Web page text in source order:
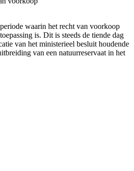
waarin het recht van voorkoop
is. Dit is steeds de tiende dag
van het ministerieel besluit houdende
van een natuurreservaat in het